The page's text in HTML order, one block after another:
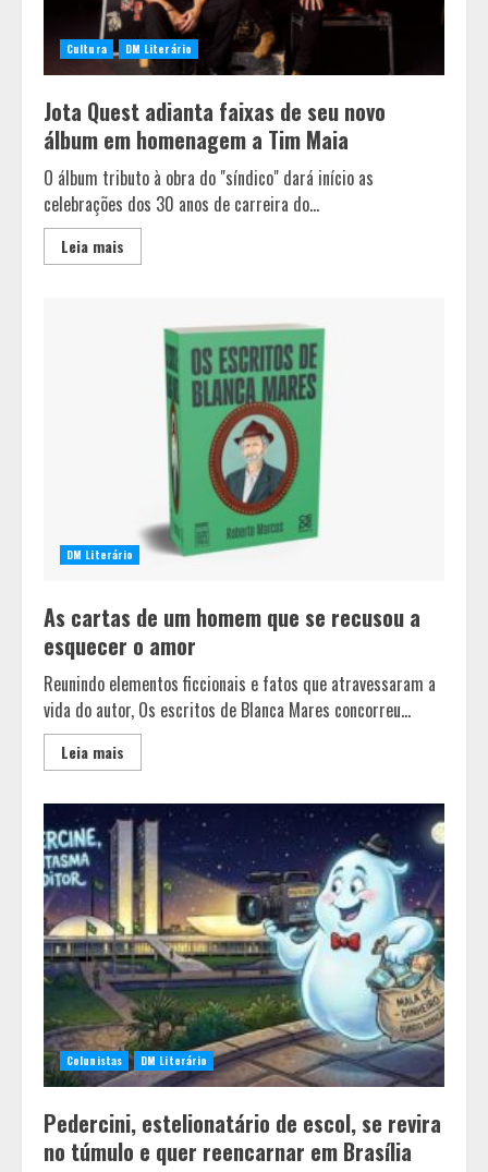
Cultura DM Literário
Jota Quest adianta faixas de seu novo
álbum em homenagem a Tim Maia
O álbum tributo à obra do "síndico" dará início as
celebrações dos 30 anos de carreira do...
Leia mais
DM Literário
As cartas de um homem que se recusou a
esquecer o amor
Reunindo elementos ficcionais e fatos que atravessaram a
vida do autor, Os escritos de Blanca Mares concorreu...
Leia mais
Colunistas DM Literário
Pedercini, estelionatário de escol, se revira
no túmulo e quer reencarnar em Brasília